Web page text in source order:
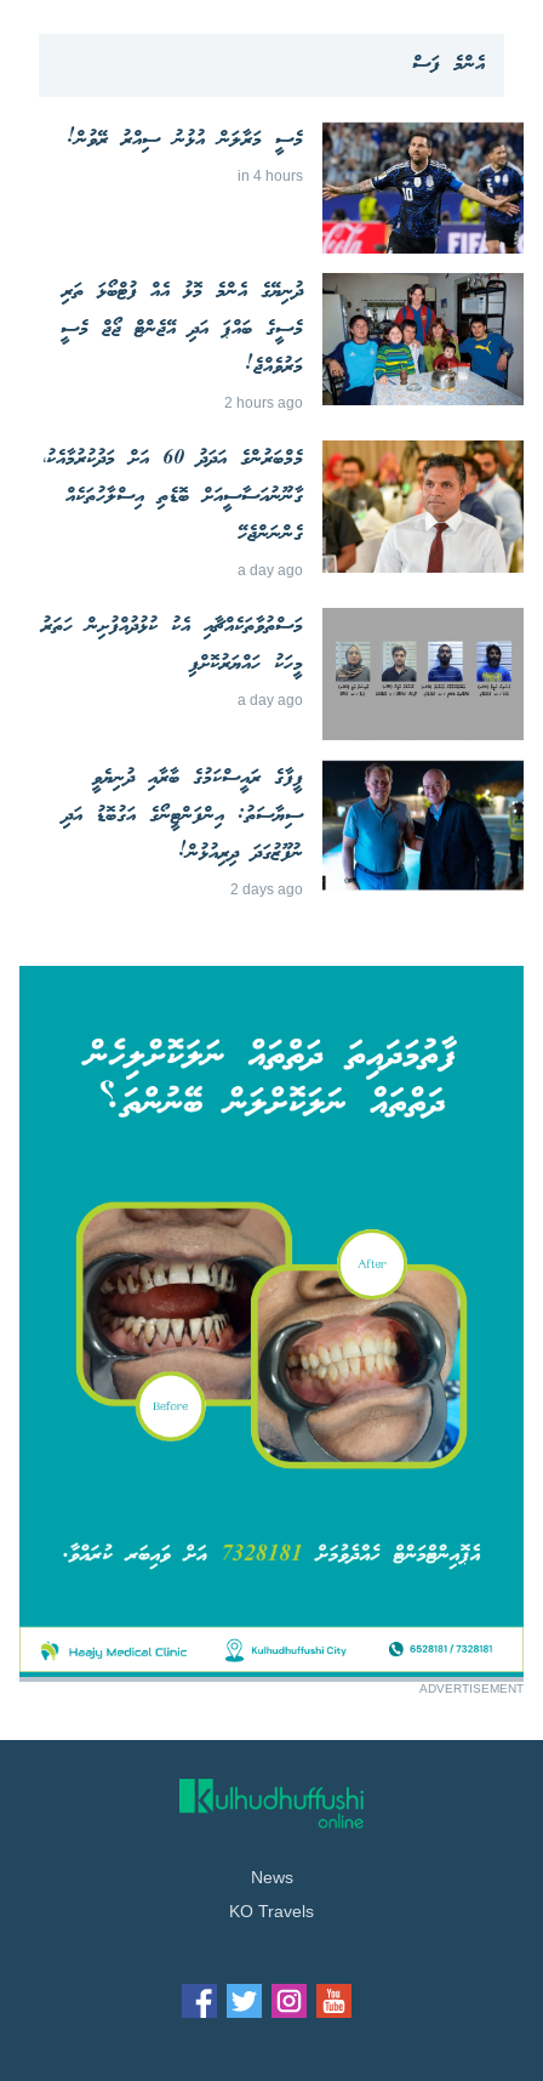
އެންމެ ފަސް
މެސީ މަރާލަން އުޅުނު ސިއްރު ރޭވުން!
in 4 hours
ދުނިޔޭގެ އެންމެ މޮޅު އެއް ފުޓްބޯޅަ ތަރި
މެސީގެ ބައްޕަ އަދި އޭޖެންޓް ޖޯޖް މެސީ
މަރުވެއްޖެ!
2 hours ago
މެމްބަރުންގެ އަދަދު 60 އަށް މަދުކުރުމާއެކު،
ގާނޫނުއަސާސީއަށް ބޮޑެތި އިސްލާހުތަކެއް
ގެންނަންޖެހޭ
a day ago
މަސްތުވާތަކެއްޗާއި އެކު ކުޅުދުއްފުށިން ހަތަރު
މީހަކު ހައްޔަރުކޮށްފި
a day ago
ފީފާގެ ރައީސްކަމުގެ ބާރާއި ދުނިޔެވީ
ސިޔާސަތު: އިންފަންޓީނޯގެ އަގުބޮޑު އަދި
ނުފޫޒުގަދަ ދިރިއުޅުން!
2 days ago
ADVERTISEMENT
News
KO Travels